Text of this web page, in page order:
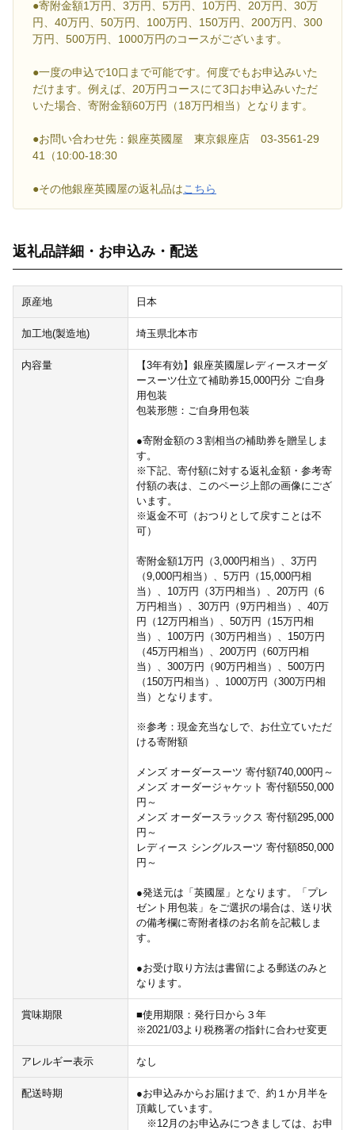
●寄附金額1万円、3万円、5万円、10万円、20万円、30万
円、40万円、50万円、100万円、150万円、200万円、300
万円、500万円、1000万円のコースがございます。
●一度の申込で10口まで可能です。何度でもお申込みいた
だけます。例えば、20万円コースにて3口お申込みいただ
いた場合、寄附金額60万円（18万円相当）となります。
●お問い合わせ先：銀座英國屋 東京銀座店 03-3561-29
41（10:00-18:30
●その他銀座英國屋の返礼品はこちら
返礼品詳細・お申込み・配送
原産地 日本
加工地(製造地) 埼玉県北本市
内容量
【3年有効】銀座英國屋レディースオーダ
ースーツ仕立て補助券15,000円分 ご自身
用包装
包装形態：ご自身用包装
●寄附金額の３割相当の補助券を贈呈しま
す。
※下記、寄付額に対する返礼金額・参考寄
付額の表は、このページ上部の画像にござ
います。
※返金不可（おつりとして戻すことは不
可）
寄附金額1万円（3,000円相当）、3万円
（9,000円相当）、5万円（15,000円相
当）、10万円（3万円相当）、20万円（6
万円相当）、30万円（9万円相当）、40万
円（12万円相当）、50万円（15万円相
当）、100万円（30万円相当）、150万円
（45万円相当）、200万円（60万円相
当）、300万円（90万円相当）、500万円
（150万円相当）、1000万円（300万円相
当）となります。
※参考：現金充当なしで、お仕立ていただ
ける寄附額
メンズ オーダースーツ 寄付額740,000円～
メンズ オーダージャケット 寄付額550,000
円～
メンズ オーダースラックス 寄付額295,000
円～
レディース シングルスーツ 寄付額850,000
円～
●発送元は「英國屋」となります。「プレ
ゼント用包装」をご選択の場合は、送り状
の備考欄に寄附者様のお名前を記載しま
す。
●お受け取り方法は書留による郵送のみと
なります。
賞味期限
■使用期限：発行日から３年
※2021/03より税務署の指針に合わせ変更
アレルギー表示 なし
配送時期
●お申込みからお届けまで、約１か月半を
頂戴しています。
※12月のお申込みにつきましては、お申